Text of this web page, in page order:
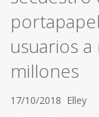
usuarios
millones
17/10/2018 Elley